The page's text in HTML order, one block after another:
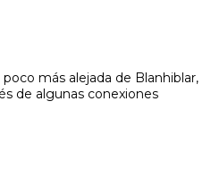
más alejada de Blanhiblar,
de algunas conexiones